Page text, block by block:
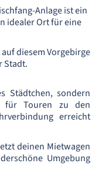
Anlage ist ein
idealer Ort für eine
diesem Vorgebirge
Stadt.
Städtchen, sondern
für Touren zu den
erreicht
deinen Mietwagen
Umgebung